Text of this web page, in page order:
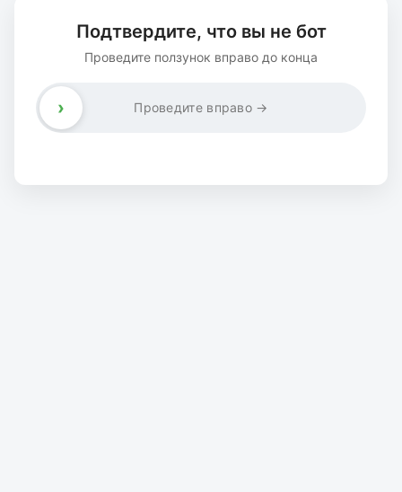
Подтвердите, что вы не бот
Проведите ползунок вправо до конца
Проведите вправо →
›